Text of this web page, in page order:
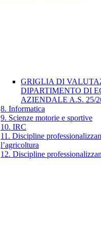
GRIGLIA DI
DIPARTIMENTO DI
AZIENDALE A.S. 25/
8. Informatica
9. Scienze motorie e sportive
10. IRC
11. Discipline
l’agricoltura
12. Discipline